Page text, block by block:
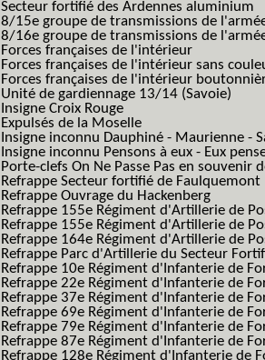
Secteur fortifié des Ardennes aluminium
8/15e groupe de transmissions de
8/16e groupe de transmissions de
Forces françaises de l'intérieur
Forces françaises de l'intérieur sans
Forces françaises de l'intérieur
Unité de gardiennage 13/14 (Savoie)
Insigne Croix Rouge
Expulsés de la Moselle
Insigne inconnu Dauphiné - Maurienne -
Insigne inconnu Pensons à eux - Eux
Porte-clefs On Ne Passe Pas en souvenir
Refrappe Secteur fortifié de Faulquemont
Refrappe Ouvrage du Hackenberg
Refrappe 155e Régiment d'Artillerie de
Refrappe 155e Régiment d'Artillerie de
Refrappe 164e Régiment d'Artillerie de
Refrappe Parc d'Artillerie du Secteur
Refrappe 10e Régiment d'Infanterie de
Refrappe 22e Régiment d'Infanterie de
Refrappe 37e Régiment d'Infanterie de
Refrappe 69e Régiment d'Infanterie de
Refrappe 79e Régiment d'Infanterie de
Refrappe 87e Régiment d'Infanterie de
Refrappe 128e Régiment d'Infanterie de